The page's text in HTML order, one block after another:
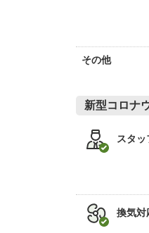
その他
新型コロナ
スタッ
換気対